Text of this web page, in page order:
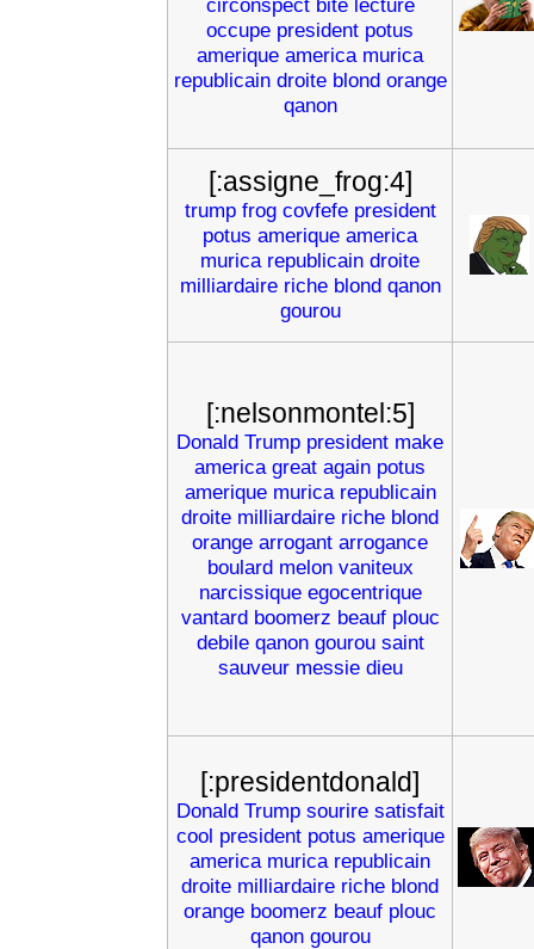
circonspect bite lecture
occupe president potus
amerique america murica
republicain droite blond orange
qanon
[:assigne_frog:4]
trump frog covfefe president
potus amerique america
murica republicain droite
milliardaire riche blond qanon
gourou
[:nelsonmontel:5]
Donald Trump president make
america great again potus
amerique murica republicain
droite milliardaire riche blond
orange arrogant arrogance
boulard melon vaniteux
narcissique egocentrique
vantard boomerz beauf plouc
debile qanon gourou saint
sauveur messie dieu
[:presidentdonald]
Donald Trump sourire satisfait
cool president potus amerique
america murica republicain
droite milliardaire riche blond
orange boomerz beauf plouc
qanon gourou